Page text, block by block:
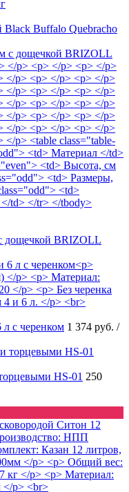
Buffalo Quebracho
дощечкой BRIZOLL
л с черенком 1 374 руб. /
HS-01 250